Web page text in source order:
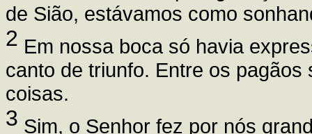
de Sião, estávamos como
2 Em nossa boca só havia
canto de triunfo. Entre os
coisas.
3 Sim, o Senhor fez por nós